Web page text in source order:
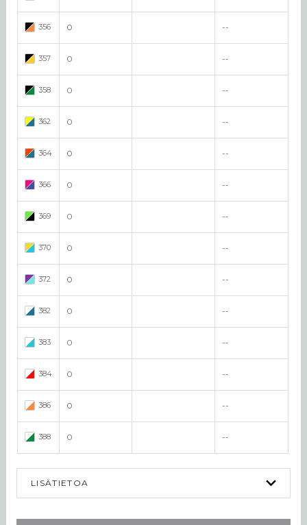
356 0 --
357 0 --
358 0 --
362 0 --
364 0 --
366 0 --
369 0 --
370 0 --
372 0 --
382 0 --
383 0 --
384 0 --
386 0 --
388 0 --
LISÄTIETOA